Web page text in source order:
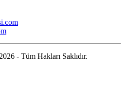
- Tüm Hakları Saklıdır.